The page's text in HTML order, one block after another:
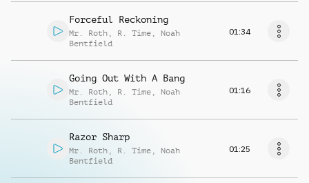
Forceful Reckoning
Mr. Roth , R. Time , Noah
Bentfield
01:34
Going Out With A Bang
Mr. Roth , R. Time , Noah
Bentfield
01:16
Razor Sharp
Mr. Roth , R. Time , Noah
Bentfield
01:25